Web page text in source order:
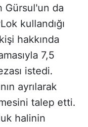
Gürsul'un da
kullandığı
hakkında
7,5
istedi.
ayrılarak
talep etti.
halinin